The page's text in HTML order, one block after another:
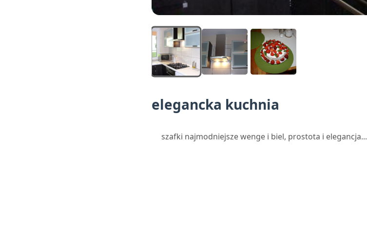
elegancka kuchnia
szafki najmodniejsze wenge i biel, prostota i elegancja...